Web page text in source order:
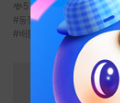
538.1만
#동정공 금사빠수 #집착공
#배틀연애